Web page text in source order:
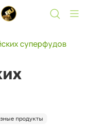
суперфудов
продукты